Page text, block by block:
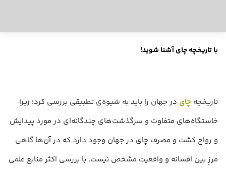
با تاریخچه چای آشنا شوید!
تاریخچه چای در جهان را باید به شیوه‌ی تطبیقی بررسی کرد؛ زیرا
خاستگاه‌های متفاوت و سرگذشت‌های چندگانه‌ای در مورد پیدایش
و رواج کشت و مصرف چای در جهان وجود دارد که در آن‌ها گاهی
مرزِ بین افسانه و واقعیت مشخص نیست. با بررسی اکثر منابع علمی